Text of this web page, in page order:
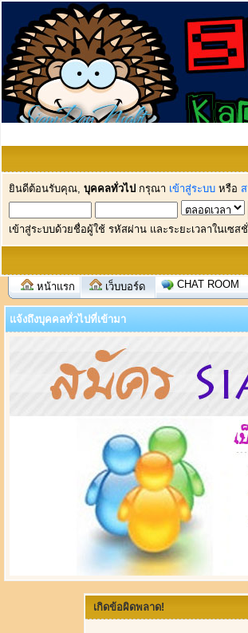
ยินดีต้อนรับคุณ, บุคคลทั่วไป กรุณา เข้าสู่ระบบ หรือ
เข้าสู่ระบบด้วยชื่อผู้ใช้ รหัสผ่าน และระยะเวลาในเซส
หน้าแรก เว็บบอร์ด CHAT ROOM
แจ้งถึงบุคคลทั่วไปที่เข้ามา
เกิดข้อผิดพลาด!